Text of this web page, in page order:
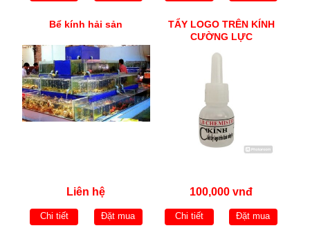
Bể kính hải sản
Liên hệ
Chi tiết Đặt mua
TẨY LOGO TRÊN KÍNH
CƯỜNG LỰC
100,000 vnđ
Chi tiết Đặt mua